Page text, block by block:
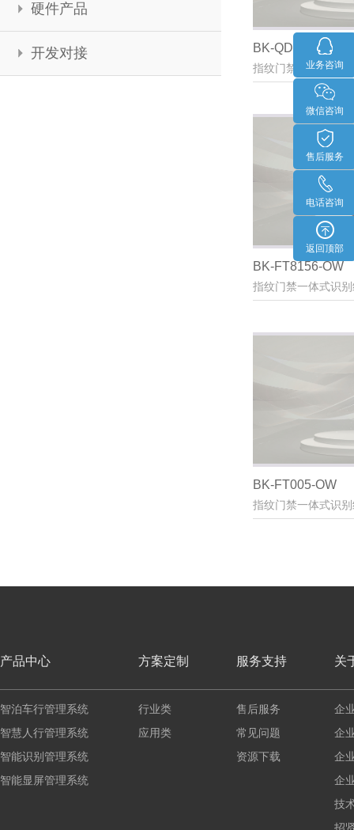
硬件产品
开发对接 BK-QDT612-Y-
指纹门禁一体式识
BK-FT8156-OW
指纹门禁一体式识
BK-FT005-OW
指纹门禁一体式识
产品中心
智泊车行管理系统
智慧人行管理系统
智能识别管理系统
智能显屏管理系统
方案定制
行业类
应用类
服务支持
售后服务
常见问题
资源下载
关
企
企
企
企
技
业务咨询
微信咨询
售后服务
电话咨询
返回顶部